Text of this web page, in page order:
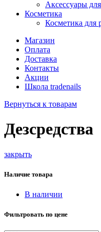
Аксессуары
Косметика
Косметика для
Магазин
Оплата
Доставка
Контакты
Акции
Школа tradenails
Вернуться к товарам
Дезсредства
закрыть
Наличие товара
В наличии
Фильтровать по цене